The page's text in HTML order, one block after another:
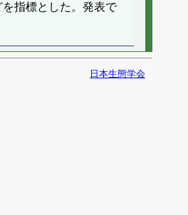
指標とした。発表で
日本生態学会